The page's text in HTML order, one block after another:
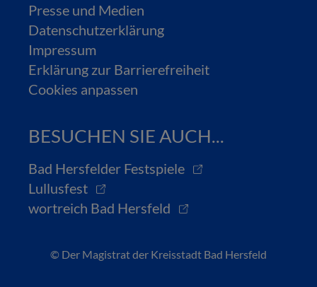
Presse und Medien
Datenschutzerklärung
Impressum
Erklärung zur Barrierefreiheit
Cookies anpassen
BESUCHEN SIE AUCH...
Bad Hersfelder Festspiele
Lullusfest
wortreich Bad Hersfeld
© Der Magistrat der Kreisstadt Bad Hersfeld